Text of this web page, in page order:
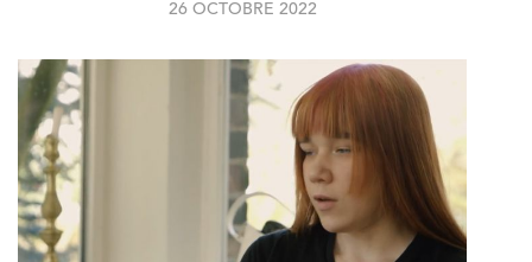
26 OCTOBRE 2022